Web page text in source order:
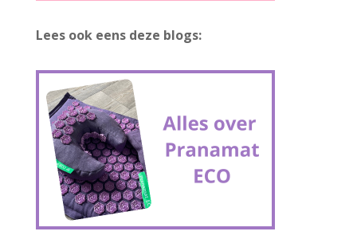
Lees ook eens deze blogs: